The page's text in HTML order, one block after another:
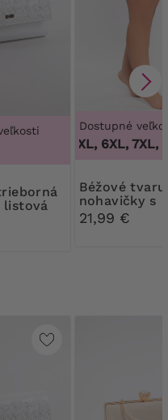
listová
Dostupné
3XL, 4XL, 5XL, 6XL, 7XL,
Béžové tvarujúce
nohavičky s
vysokým
21,99 €